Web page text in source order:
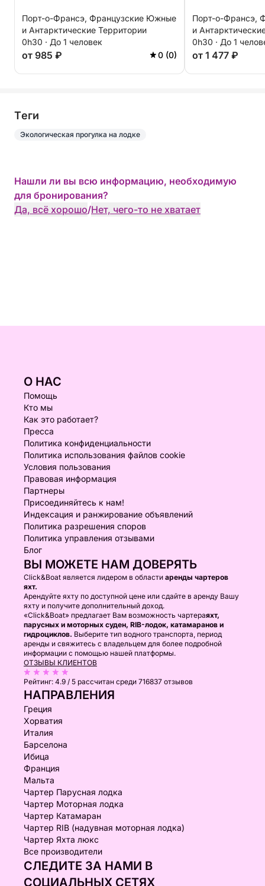
Порт-о-Франсэ, Французские Южные
и Антарктические Территории
0h30 · До 1 человек
от 985 ₽ 0 (0)
Порт-о-Франсэ,
и
0h30 · До 1
от 1 477 ₽
Tеги
Экологическая прогулка на лодке
Нашли ли вы всю информацию, необходимую
для бронирования?
Да, всё хорошо/Нет, чего-то не хватает
О НАС
Помощь
Кто мы
Как это работает?
Пресса
Политика конфиденциальности
Политика использования файлов cookie
Условия пользования
Правовая информация
Партнеры
Присоединяйтесь к нам!
Индексация и ранжирование объявлений
Политика разрешения споров
Политика управления отзывами
Блог
ВЫ МОЖЕТЕ НАМ ДОВЕРЯТЬ
Click&Boat является лидером в области аренды чартеров
яхт.
Арендуйте яхту по доступной цене или сдайте в аренду Вашу
яхту и получите дополнительный доход.
«Click&Boat» предлагает Вам возможность чартераяхт,
парусных и моторных суден, RIB-лодок, катамаранов и
гидроциклов. Выберите тип водного транспорта, период
аренды и свяжитесь с владельцем для более подробной
информации с помощью нашей платформы.
ОТЗЫВЫ КЛИЕНТОВ
Рейтинг: 4.9 / 5 рассчитан среди 716837 отзывов
НАПРАВЛЕНИЯ
Греция
Хорватия
Италия
Барселона
Ибица
Франция
Мальта
Чартер Парусная лодка
Чартер Моторная лодка
Чартер Катамаран
Чартер RIB (надувная моторная лодка)
Чартер Яхта люкс
Все производители
СЛЕДИТЕ ЗА НАМИ В
СОЦИАЛЬНЫХ СЕТЯХ